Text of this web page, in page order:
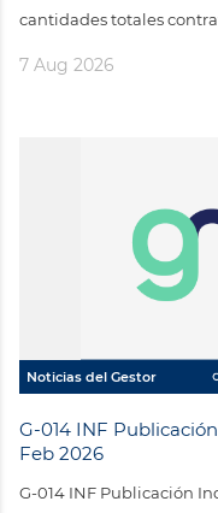
cantidades totales
7 Aug 2026
Noticias del Gestor
G-014 INF
Feb 2026
G-014 INF Publicación